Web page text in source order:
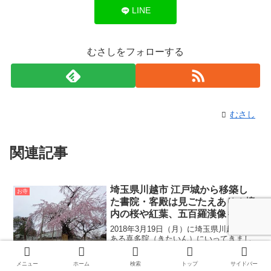
LINE
むさしをフォローする
むさし
関連記事
お寺
埼玉県川越市 江戸城から移築し
た書院・客殿は見ごたえあり！境
内の桜や紅葉、五百羅漢像も有
名！喜多院（きたいん）
2018年3月19日（月）に埼玉県川越市に
ある喜多院（きたいん）にいってきまし
た。別名「川越大師」の名前でも知られ
ている寺院です。喜多院の歴史は約1200
年あり、境内にある江戸城から移築され
メニュー ホーム 検索 トップ サイドバー